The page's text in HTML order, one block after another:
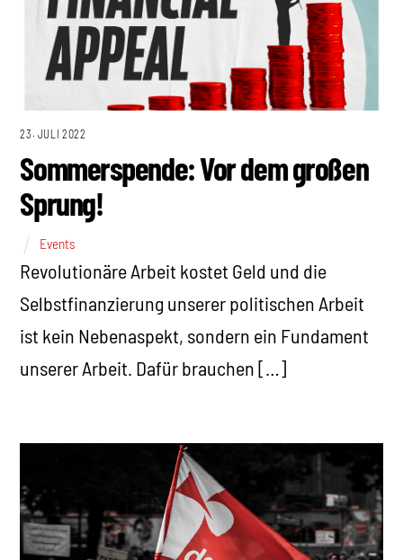
23. JULI 2022
Sommerspende: Vor dem großen
Sprung!
Events
Revolutionäre Arbeit kostet Geld und die
Selbstfinanzierung unserer politischen Arbeit
ist kein Nebenaspekt, sondern ein Fundament
unserer Arbeit. Dafür brauchen […]